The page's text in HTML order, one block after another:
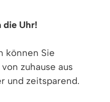
die Uhr!
können Sie
zuhause aus
und zeitsparend.